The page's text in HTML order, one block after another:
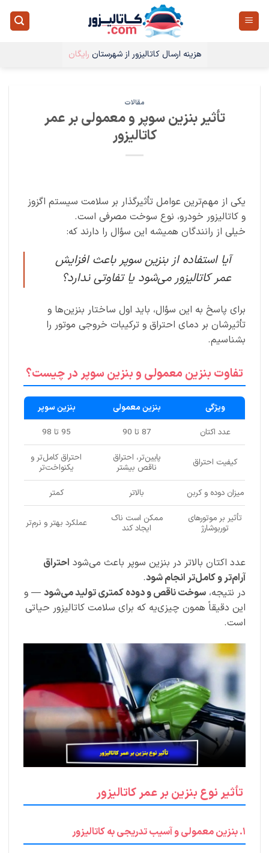
هزینه ارسال کاتالیزور از شهرستان رایگان
مقالات
تأثیر بنزین سوپر و معمولی بر عمر
کاتالیزور
یکی از مهم‌ترین عوامل تأثیرگذار بر سلامت سیستم اگزوز
و کاتالیزور خودرو، نوع سوخت مصرفی است.
خیلی از رانندگان همیشه این سؤال را دارند که:
آیا استفاده از بنزین سوپر باعث افزایش
عمر کاتالیزور می‌شود یا تفاوتی ندارد؟
برای پاسخ به این سؤال، باید اول ساختار بنزین‌ها و
تأثیرشان بر دمای احتراق و ترکیبات خروجی موتور را
بشناسیم.
تفاوت بنزین معمولی و بنزین سوپر در چیست؟
ویژگی بنزین معمولی
بنزین سوپر
عدد اکتان
87 تا 90 95 تا 98
کیفیت احتراق
پایین‌تر، احتراق
ناقص بیشتر
احتراق کامل‌تر و
یکنواخت‌تر
میزان دوده و کربن
بالاتر
کمتر
تأثیر بر موتورهای
توربوشارژ
ممکن است ناک
ایجاد کند
عملکرد بهتر و نرم‌تر
عدد اکتان بالاتر در بنزین سوپر باعث می‌شود احتراق
آرام‌تر و کامل‌تر انجام شود.
در نتیجه، سوخت ناقص و دوده کمتری تولید می‌شود — و
این دقیقاً همون چیزی‌یه که برای سلامت کاتالیزور حیاتی
است.
تأثیر نوع بنزین بر عمر کاتالیزور
۱. بنزین معمولی و آسیب تدریجی به کاتالیزور